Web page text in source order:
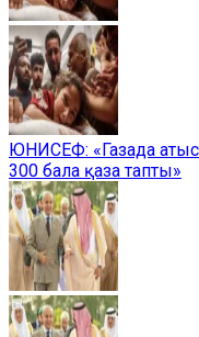
ЮНИСЕФ: «Газада
300 бала қаза тапты»